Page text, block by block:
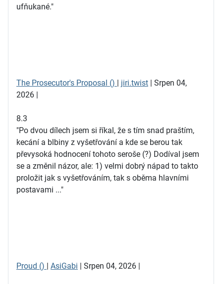
ufňukané."
The Prosecutor's Proposal () | jiri.twist | Srpen 04,
2026 |
8.3
"Po dvou dílech jsem si říkal, že s tím snad praštím,
kecání a blbiny z vyšetřování a kde se berou tak
převysoká hodnocení tohoto seroše (?) Dodíval jsem
se a změnil názor, ale: 1) velmi dobrý nápad to takto
proložit jak s vyšetřováním, tak s oběma hlavními
postavami ..."
Proud () | AsiGabi | Srpen 04, 2026 |